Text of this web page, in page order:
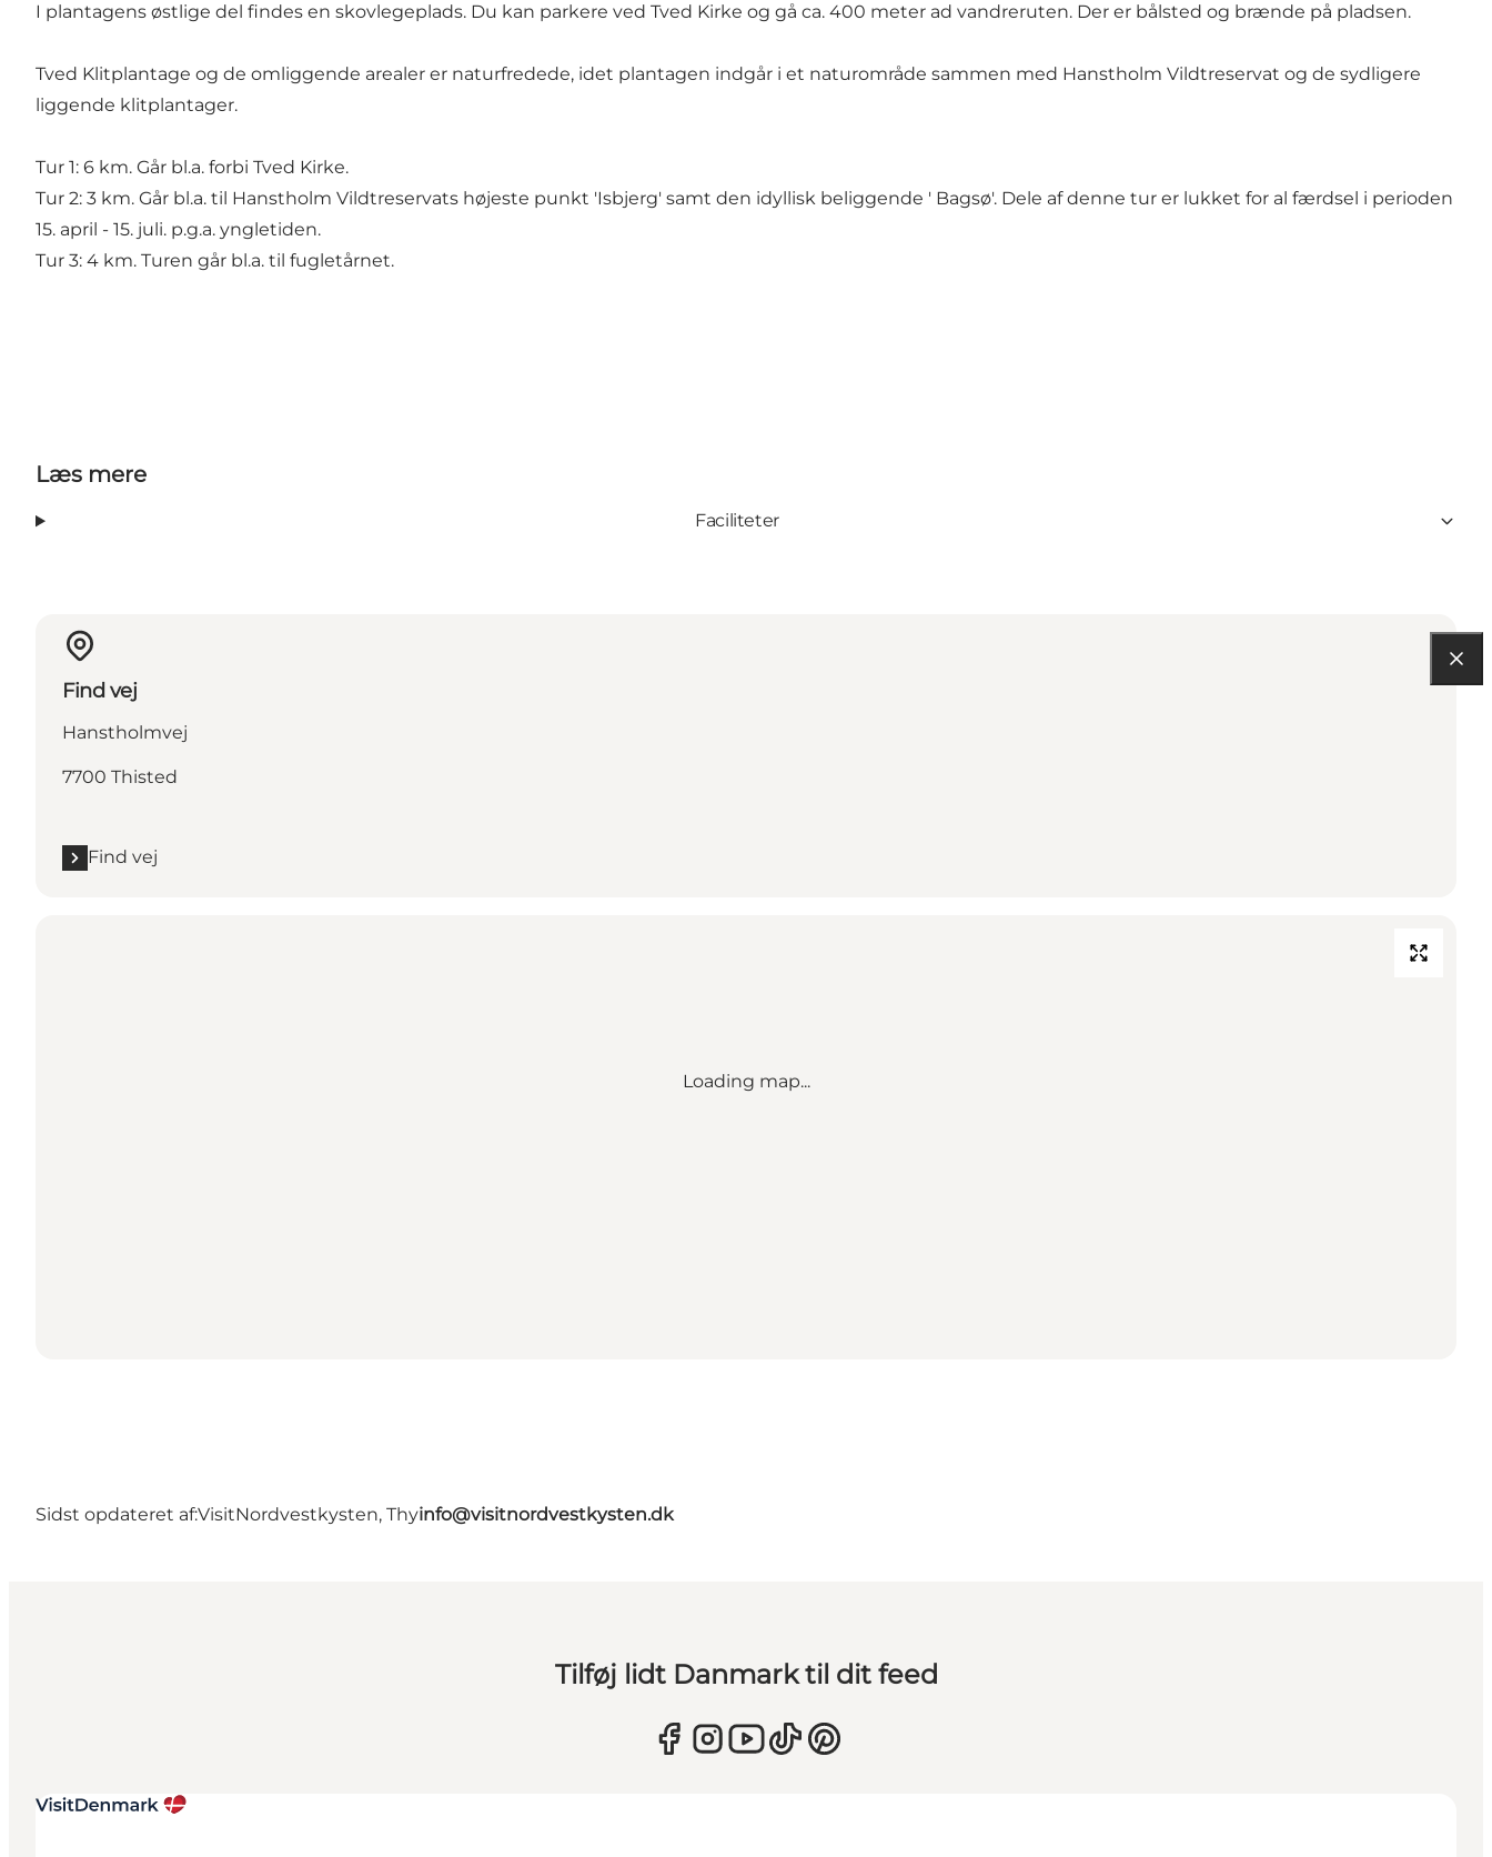
I plantagens østlige del findes en skovlegeplads. Du kan parkere ved Tved Kirke og gå ca. 400 meter ad vandreruten. Der er bålsted og brænde på pladsen.
Tved Klitplantage og de omliggende arealer er naturfredede, idet plantagen indgår i et naturområde sammen med Hanstholm Vildtreservat og de sydligere
liggende klitplantager.
Tur 1: 6 km. Går bl.a. forbi Tved Kirke.
Tur 2: 3 km. Går bl.a. til Hanstholm Vildtreservats højeste punkt 'Isbjerg' samt den idyllisk beliggende ' Bagsø'. Dele af denne tur er lukket for al færdsel i perioden
15. april - 15. juli. p.g.a. yngletiden.
Tur 3: 4 km. Turen går bl.a. til fugletårnet.
Læs mere
Faciliteter
Find vej
Hanstholmvej
7700 Thisted
Find vej
Loading map...
Sidst opdateret af:VisitNordvestkysten, Thyinfo@visitnordvestkysten.dk
Tilføj lidt Danmark til dit feed